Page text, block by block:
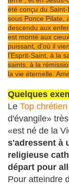
été conçu du
sous Ponce Pilate,
descendu aux
est monté aux
puissant, d’où il
l’Esprit-Saint, à la
saints, à la
la vie éternelle.
Quelques
Le Top chrétien
d'évangile»
«est né de la
s'adressent à
religieuse
départ pour
Pour atteindre